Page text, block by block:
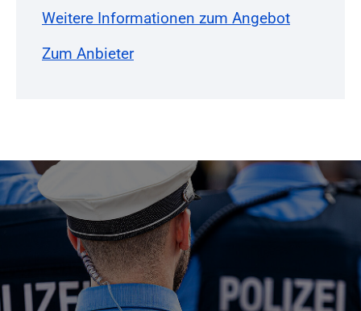
Weitere Informationen zum Angebot
Zum Anbieter